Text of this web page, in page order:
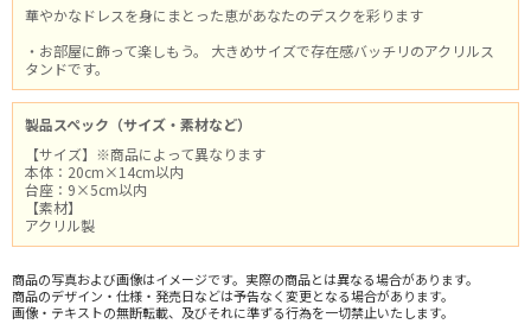
華やかなドレスを身にまとった恵があなたのデスクを彩ります
・お部屋に飾って楽しもう。 大きめサイズで存在感バッチリのアクリルス
タンドです。
製品スペック（サイズ・素材など）
【サイズ】※商品によって異なります
本体：20cm×14cm以内
台座：9×5cm以内
【素材】
アクリル製
商品の写真および画像はイメージです。実際の商品とは異なる場合があります。
商品のデザイン・仕様・発売日などは予告なく変更となる場合があります。
画像・テキストの無断転載、及びそれに準ずる行為を一切禁止いたします。